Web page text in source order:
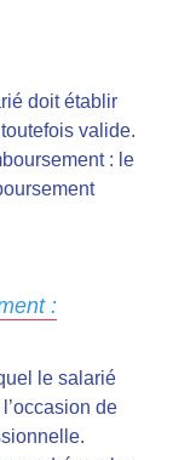
doit établir
valide.
: le
:
le salarié
de